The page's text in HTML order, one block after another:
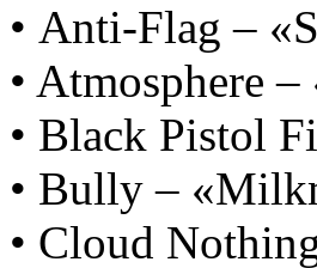
• Anti-Flag –
• Atmosphere
• Black Pistol
• Bully –
• Cloud